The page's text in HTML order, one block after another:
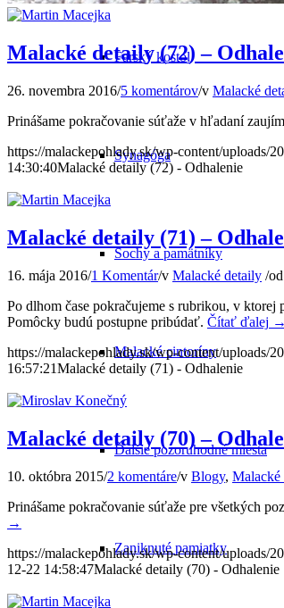
Farský kostol
Synagóga
Sochy a pamätníky
Malacké cintoríny
Ďalšie pozoruhodné miesta
Zaniknuté pamiatky
Malacké detaily (72) –
26. novembra 2016/5 komentárov/v Malacké
Prinášame pokračovanie súťaže v hľadaní
https://malackepohlady.sk/wp-content/uploads/
14:30:40Malacké detaily (72) - Odhalenie
Malacké detaily (71) –
16. mája 2016/1 Komentár/v Malacké detaily /od
Po dlhom čase pokračujeme s rubrikou, v
Pomôcky budú postupne pribúdať. Čítať ďalej →
https://malackepohlady.sk/wp-content/uploads/
16:57:21Malacké detaily (71) - Odhalenie
Malacké detaily (70) –
10. októbra 2015/2 komentáre/v Blogy, Malacké
Prinášame pokračovanie súťaže pre všetkých
→
https://malackepohlady.sk/wp-content/uploads/
12-22 14:58:47Malacké detaily (70) - Odhalenie